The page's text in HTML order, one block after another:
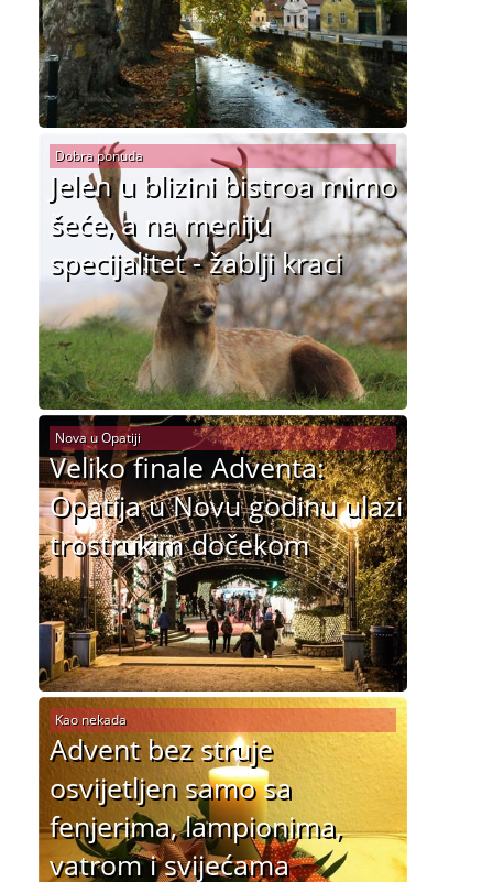
Jelen u blizini bistroa mirno
šeće, a na meniju
specijalitet - žablji kraci
Dobra ponuda
Veliko finale Adventa:
Opatija u Novu godinu ulazi
trostrukim dočekom
Nova u Opatiji
Advent bez struje
osvijetljen samo sa
fenjerima, lampionima,
vatrom i svijećama
Kao nekada